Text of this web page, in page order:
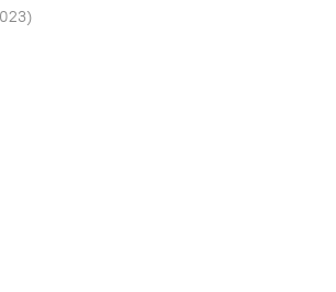
)